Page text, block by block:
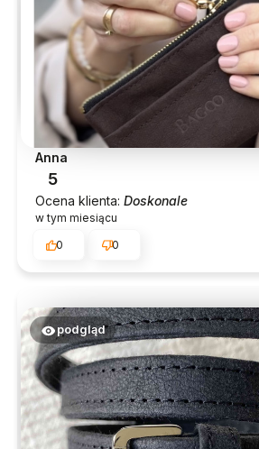
Anna
5
Ocena klienta: Doskonale
w tym miesiącu
0
0
podgląd